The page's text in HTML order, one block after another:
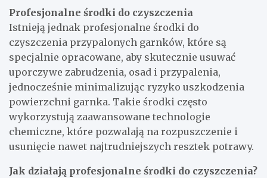
Profesjonalne środki do czyszczenia
Istnieją jednak profesjonalne środki do
czyszczenia przypalonych garnków, które są
specjalnie opracowane, aby skutecznie usuwać
uporczywe zabrudzenia, osad i przypalenia,
jednocześnie minimalizując ryzyko uszkodzenia
powierzchni garnka. Takie środki często
wykorzystują zaawansowane technologie
chemiczne, które pozwalają na rozpuszczenie i
usunięcie nawet najtrudniejszych resztek potrawy.
Jak działają profesjonalne środki do czyszczenia?